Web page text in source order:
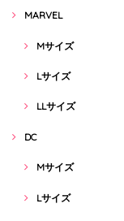
MARVEL
Mサイズ
Lサイズ
LLサイズ
DC
Mサイズ
Lサイズ